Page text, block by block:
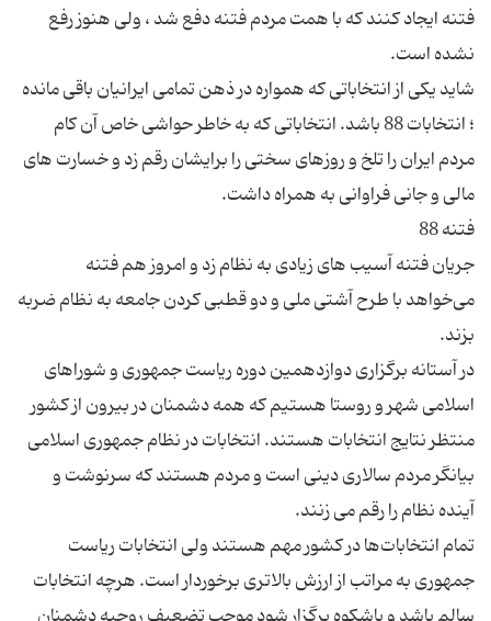
فتنه ایجاد کنند که با همت مردم فتنه دفع شد ، ولی هنوز رفع
شاید یکی از انتخاباتی که همواره در ذهن تمامی ایرانیان باقی مانده
؛ انتخابات 88 باشد. انتخاباتی که به خاطر حواشی خاص آن کام
مردم ایران را تلخ و روزهای سختی را برایشان رقم زد و خسارت های
جریان فتنه آسیب های زیادی به نظام زد و امروز هم فتنه
می‌خواهد با طرح آشتی ملی و دو قطبی کردن جامعه به نظام ضربه
در آستانه برگزاری دوازدهمین دوره ریاست جمهوری و شوراهای
اسلامی شهر و روستا هستیم که همه دشمنان در بیرون از کشور
منتظر نتایج انتخابات هستند. انتخابات در نظام جمهوری اسلامی
بیانگر مردم‌ سالاری دینی است و مردم هستند که سرنوشت و
تمام انتخابات‌ها در کشور مهم هستند ولی انتخابات ریاست
جمهوری به مراتب از ارزش بالاتری برخوردار است. هرچه انتخابات